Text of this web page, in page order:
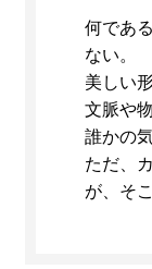
何であ
ない。
美しい
文脈や
誰かの
ただ、
が、そ